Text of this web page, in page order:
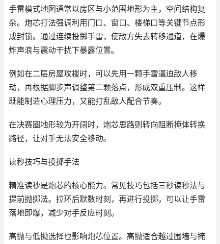
手雷模式地图通常以房区与小范围地形为主，空间结构复
杂。炮芯打法强调利用门口、窗口、楼梯口等关键节点形
成封锁。通过连续投掷手雷，使敌方失去转移通道，在爆
炸声浪与震动干扰下暴露位置。
例如在二层房屋攻楼时，可以先用一颗手雷逼迫敌人移
动，再根据脚步声调整第二颗落点，形成双重压制。这样
既能制造心理压力，又能打乱敌人配合节奏。
在决赛圈地形较为开阔时，炮芯思路则转向阻断掩体转换
路径，让对手无法安全移动。
读秒技巧与投掷手法
精准读秒是炮芯的核心能力。常见技巧包括三秒读秒法与
提前抛掷法。拉环后默数时刻，再进行投掷，可以让手雷
落地即爆，减少对手反应时刻。
高抛与低抛选择也影响炮芯位置。高抛适合越过围墙与掩